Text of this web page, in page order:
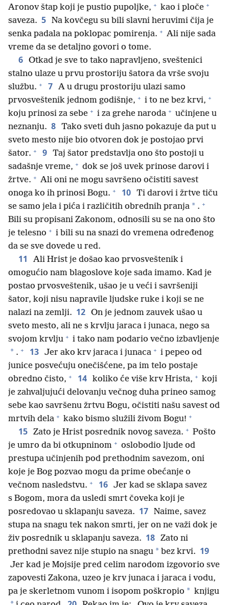
Aronov štap koji je pustio pupoljke, + kao i ploče +
saveza. 5 Na kovčegu su bili slavni heruvimi čija je
senka padala na poklopac pomirenja. + Ali nije sada
vreme da se detaljno govori o tome.
6 Otkad je sve to tako napravljeno, sveštenici
stalno ulaze u prvu prostoriju šatora da vrše svoju
službu. + 7 A u drugu prostoriju ulazi samo
prvosveštenik jednom godišnje, + i to ne bez krvi, +
koju prinosi za sebe + i za grehe naroda + učinjene u
neznanju. 8 Tako sveti duh jasno pokazuje da put u
sveto mesto nije bio otvoren dok je postojao prvi
šator. + 9 Taj šator predstavlja ono što postoji u
sadašnje vreme, + dok se još uvek prinose darovi i
žrtve. + Ali oni ne mogu savršeno očistiti savest
onoga ko ih prinosi Bogu. + 10 Ti darovi i žrtve tiču
se samo jela i pića i različitih obrednih pranja * . +
Bili su propisani Zakonom, odnosili su se na ono što
je telesno + i bili su na snazi do vremena određenog
da se sve dovede u red.
11
Ali Hrist je došao kao prvosveštenik i
omogućio nam blagoslove koje sada imamo. Kad je
postao prvosveštenik, ušao je u veći i savršeniji
šator, koji nisu napravile ljudske ruke i koji se ne
nalazi na zemlji. 12 On je jednom zauvek ušao u
sveto mesto, ali ne s krvlju jaraca i junaca, nego sa
svojom krvlju + i tako nam podario večno izbavljenje
* . + 13 Jer ako krv jaraca i junaca + i pepeo od
junice posvećuju onečišćene, pa im telo postaje
obredno čisto, + 14 koliko će više krv Hrista, + koji
je zahvaljujući delovanju večnog duha prineo samog
sebe kao savršenu žrtvu Bogu, očistiti našu savest od
mrtvih dela + kako bismo služili živom Bogu! +
15 Zato je Hrist posrednik novog saveza. + Pošto
je umro da bi otkupninom + oslobodio ljude od
prestupa učinjenih pod prethodnim savezom, oni
koje je Bog pozvao mogu da prime obećanje o
večnom nasledstvu. + 16 Jer kad se sklapa savez
s Bogom, mora da usledi smrt čoveka koji je
posredovao u sklapanju saveza. 17 Naime, savez
stupa na snagu tek nakon smrti, jer on ne važi dok je
živ posrednik u sklapanju saveza. 18 Zato ni
prethodni savez nije stupio na snagu * bez krvi. 19
Jer kad je Mojsije pred celim narodom izgovorio sve
zapovesti Zakona, uzeo je krv junaca i jaraca i vodu,
pa je skerletnom vunom i isopom poškropio * knjigu